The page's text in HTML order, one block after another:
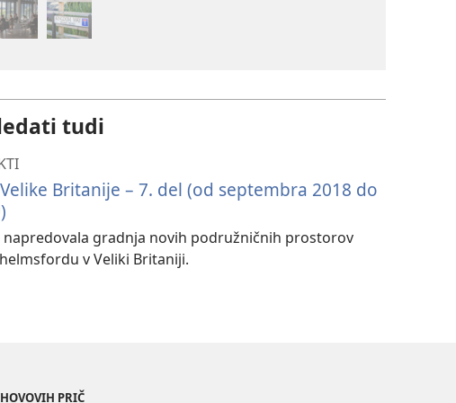
tudi
Britanije – 7. del (od septembra 2018 do
napredovala gradnja novih podružničnih prostorov
v Veliki Britaniji.
PRIČ